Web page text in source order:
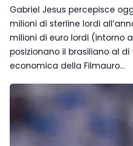
Gabriel Jesus percepisce
milioni di sterline lordi
milioni di euro lordi (intorno
posizionano il brasiliano al
economica della Filmauro…